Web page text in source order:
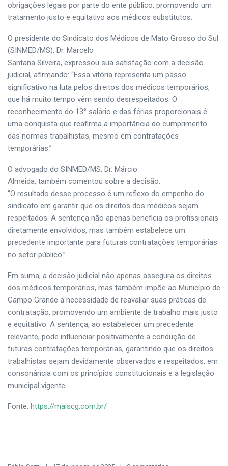
obrigações legais por parte do ente público, promovendo um
tratamento justo e equitativo aos médicos substitutos.
O presidente do Sindicato dos Médicos de Mato Grosso do Sul
(SINMED/MS), Dr. Marcelo
Santana Silveira, expressou sua satisfação com a decisão
judicial, afirmando: “Essa vitória representa um passo
significativo na luta pelos direitos dos médicos temporários,
que há muito tempo vêm sendo desrespeitados. O
reconhecimento do 13° salário e das férias proporcionais é
uma conquista que reafirma a importância do cumprimento
das normas trabalhistas, mesmo em contratações
temporárias.”
O advogado do SINMED/MS, Dr. Márcio
Almeida, também comentou sobre a decisão:
“O resultado desse processo é um reflexo do empenho do
sindicato em garantir que os direitos dos médicos sejam
respeitados. A sentença não apenas beneficia os profissionais
diretamente envolvidos, mas também estabelece um
precedente importante para futuras contratações temporárias
no setor público.”
Em suma, a decisão judicial não apenas assegura os direitos
dos médicos temporários, mas também impõe ao Município de
Campo Grande a necessidade de reavaliar suas práticas de
contratação, promovendo um ambiente de trabalho mais justo
e equitativo. A sentença, ao estabelecer um precedente
relevante, pode influenciar positivamente a condução de
futuras contratações temporárias, garantindo que os direitos
trabalhistas sejam devidamente observados e respeitados, em
consonância com os princípios constitucionais e a legislação
municipal vigente.
Fonte: https://maiscg.com.br/